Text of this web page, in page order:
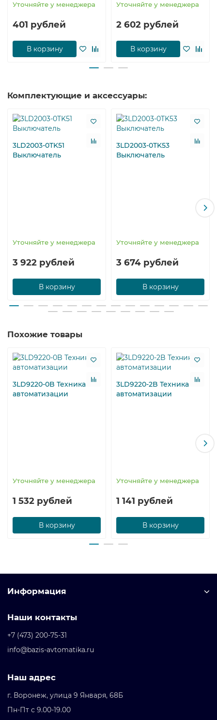
Уточняйте у менеджера
401 рублей
В корзину
Уточняйте у менеджера
2 602 рублей
В корзину
Комплектующие и аксессуары:
3LD2003-0TK51
Выключатель
Уточняйте у менеджера
3 922 рублей
В корзину
3LD2003-0TK53
Выключатель
Уточняйте у менеджера
3 674 рублей
В корзину
Похожие товары
3LD9220-0B Техника
автоматизации
Уточняйте у менеджера
1 532 рублей
В корзину
3LD9220-2B Техника
автоматизации
Уточняйте у менеджера
1 141 рублей
В корзину
Информация
Наши контакты
+7 (473) 200-75-31
info@bazis-avtomatika.ru
Наш адрес
г. Воронеж, улица 9 Января, 68Б
Пн-Пт с 9.00-19.00